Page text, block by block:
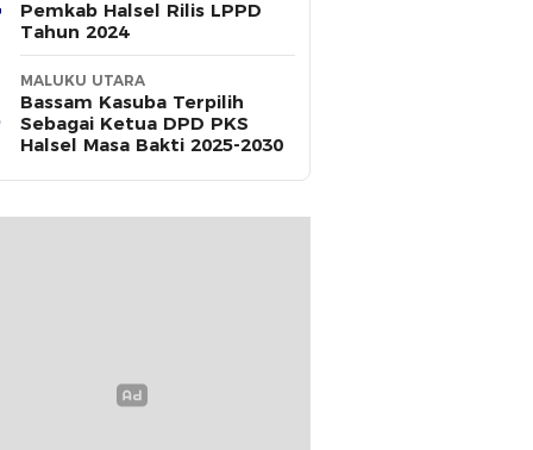
Pemkab Halsel Rilis LPPD
Tahun 2024
MALUKU UTARA
Bassam Kasuba Terpilih
Sebagai Ketua DPD PKS
Halsel Masa Bakti 2025-2030